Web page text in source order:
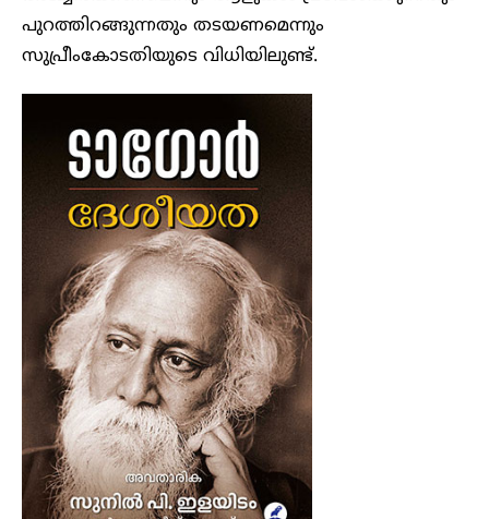
പുറത്തിറങ്ങുന്നതും തടയണമെന്നും
സുപ്രീംകോടതിയുടെ വിധിയിലുണ്ട്.